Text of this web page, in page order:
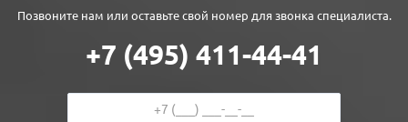
Позвоните нам или оставьте свой номер для звонка специалиста.
+7 (495) 411-44-41